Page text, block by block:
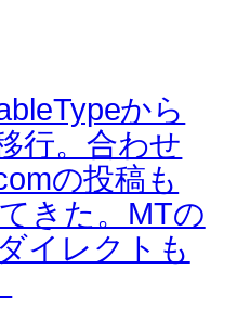
から
行。合わせ
の投稿も
きた。MTの
イレクトも